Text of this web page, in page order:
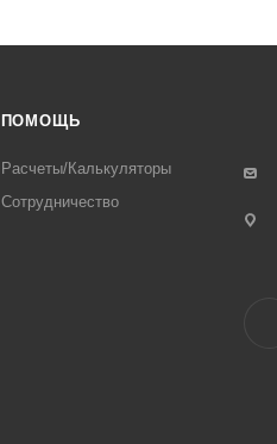
ПОМОЩЬ
Расчеты/Калькуляторы
Сотрудничество